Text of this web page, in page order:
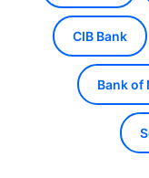
CIB Bank
Bank of